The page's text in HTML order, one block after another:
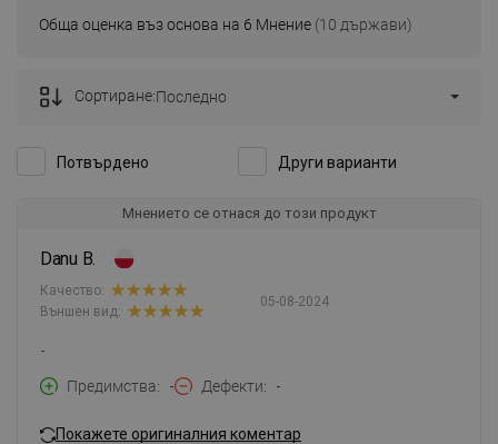
Обща оценка въз основа на 6 Мнение (10 държави)
Потвърдено Други варианти
Сортиране:Последно
Мнението се отнася до този продукт
Danu B.
05-08-2024
Качество:
Външен вид:
-
Предимства
- Дефекти -
Покажете оригиналния коментар